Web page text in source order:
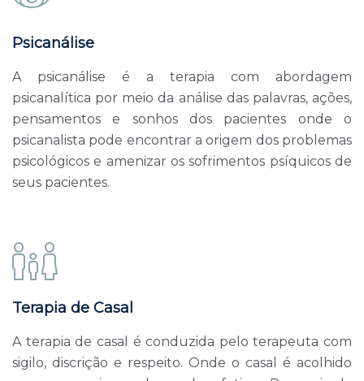
Psicanálise
A psicanálise é a terapia com abordagem
psicanalítica por meio da análise das palavras, ações,
pensamentos e sonhos dos pacientes onde o
psicanalista pode encontrar a origem dos problemas
psicológicos e amenizar os sofrimentos psíquicos de
seus pacientes.
Terapia de Casal
A terapia de casal é conduzida pelo terapeuta com
sigilo, discrição e respeito. Onde o casal é acolhido